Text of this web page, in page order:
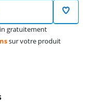
gratuitement
sur votre produit